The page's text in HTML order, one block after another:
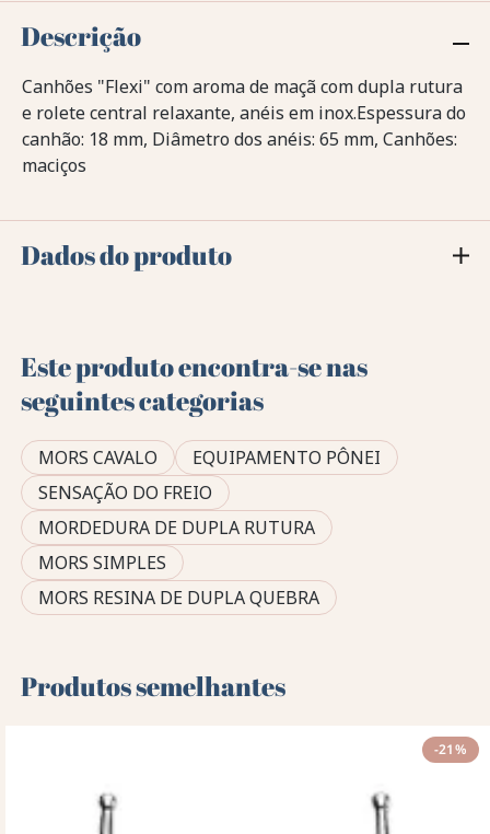
Descrição
Canhões "Flexi" com aroma de maçã com dupla rutura
e rolete central relaxante, anéis em inox.Espessura do
canhão: 18 mm, Diâmetro dos anéis: 65 mm, Canhões:
maciços
Dados do produto
Este produto encontra-se nas
seguintes categorias
MORS CAVALO
EQUIPAMENTO PÔNEI
SENSAÇÃO DO FREIO
MORDEDURA DE DUPLA RUTURA
MORS SIMPLES
MORS RESINA DE DUPLA QUEBRA
Produtos semelhantes
-21%